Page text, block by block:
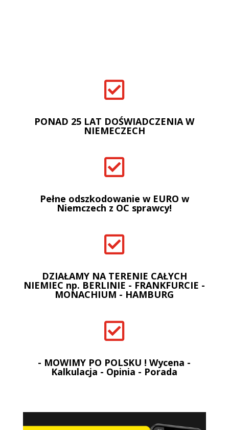

PONAD 25 LAT DOŚWIADCZENIA W
NIEMECZECH

Pełne odszkodowanie w EURO w
Niemczech z OC sprawcy!

DZIAŁAMY NA TERENIE CAŁYCH
NIEMIEC np. BERLINIE - FRANKFURCIE -
MONACHIUM - HAMBURG

- MOWIMY PO POLSKU ! Wycena -
Kalkulacja - Opinia - Porada